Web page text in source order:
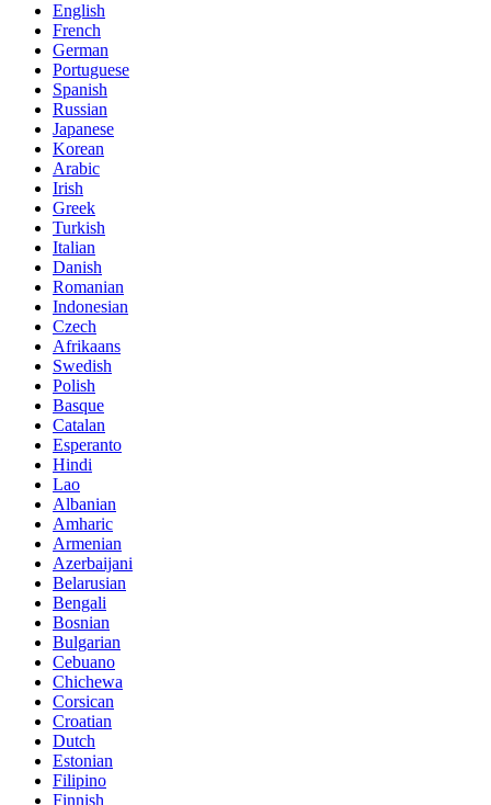
English
French
German
Portuguese
Spanish
Russian
Japanese
Korean
Arabic
Irish
Greek
Turkish
Italian
Danish
Romanian
Indonesian
Czech
Afrikaans
Swedish
Polish
Basque
Catalan
Esperanto
Hindi
Lao
Albanian
Amharic
Armenian
Azerbaijani
Belarusian
Bengali
Bosnian
Bulgarian
Cebuano
Chichewa
Corsican
Croatian
Dutch
Estonian
Filipino
Finnish